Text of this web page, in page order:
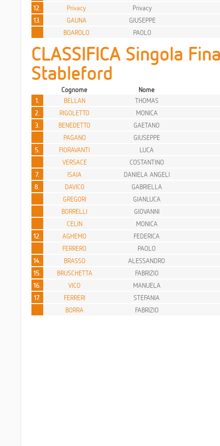
12.
Privacy
Privacy
13.
GAUNA
GIUSEPPE
BOAROLO
PAOLO
CLASSIFICA Singola
Stableford
Cognome
Nome
1.
BELLAN
THOMAS
2.
RIGOLETTO
MONICA
3.
BENEDETTO
GAETANO
PAGANO
GIUSEPPE
5.
FIORAVANTI
LUCA
VERSACE
COSTANTINO
7.
ISAIA
DANIELA ANGELI
8.
DAVICO
GABRIELLA
GREGORI
GIANLUCA
BORRELLI
GIOVANNI
CELIN
MONICA
12.
AGHEMO
FEDERICA
FERRERO
PAOLO
14.
BRASSO
ALESSANDRO
15.
BRUSCHETTA
FABRIZIO
16.
VICO
MANUELA
17.
FERRERI
STEFANIA
BORRA
FABRIZIO